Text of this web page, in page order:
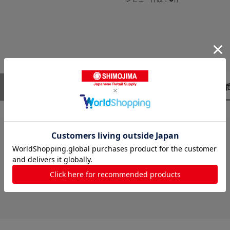
レビューはありません。